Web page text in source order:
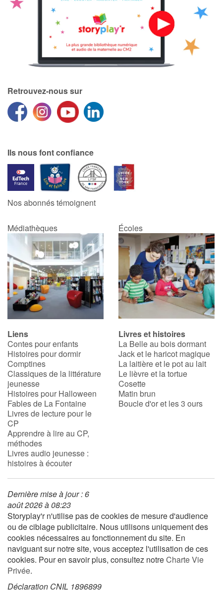
Retrouvez-nous sur
Ils nous font confiance
Nos abonnés témoignent
Médiathèques Écoles
Liens
Contes pour enfants
Histoires pour dormir
Comptines
Classiques de la littérature
jeunesse
Histoires pour Halloween
Fables de La Fontaine
Livres de lecture pour le
CP
Apprendre à lire au CP,
méthodes
Livres audio jeunesse :
histoires à écouter
Livres et histoires
La Belle au bois dormant
Jack et le haricot magique
La laitière et le pot au lait
Le lièvre et la tortue
Cosette
Matin brun
Boucle d'or et les 3 ours
Dernière mise à jour : 6
août 2026 à 08:23
Storyplay'r n'utilise pas de cookies de mesure d'audience
ou de ciblage publicitaire. Nous utilisons uniquement des
cookies nécessaires au fonctionnement du site. En
naviguant sur notre site, vous acceptez l'utilisation de ces
cookies. Pour en savoir plus, consultez notreCharte Vie
Privée.
Déclaration CNIL 1896899